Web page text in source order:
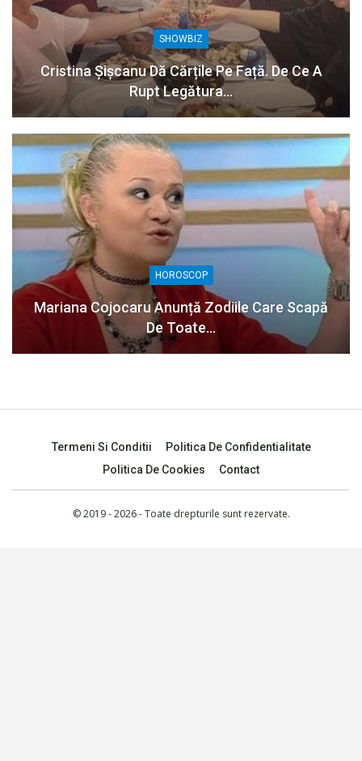
SHOWBIZ
Cristina Șișcanu Dă Cărțile Pe Față. De Ce A
Rupt Legătura…
HOROSCOP
Mariana Cojocaru Anunță Zodiile Care Scapă
De Toate…
Termeni Si Conditii
Politica De Confidentialitate
Politica De Cookies
Contact
© 2019 - 2026 - Toate drepturile sunt rezervate.